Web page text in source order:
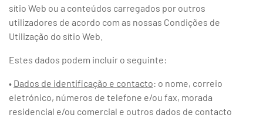
sítio Web ou a conteúdos carregados por outros
utilizadores de acordo com as nossas Condições de
Utilização do sítio Web.
Estes dados podem incluir o seguinte:
• Dados de identificação e contacto: o nome, correio
eletrónico, números de telefone e/ou fax, morada
residencial e/ou comercial e outros dados de contacto